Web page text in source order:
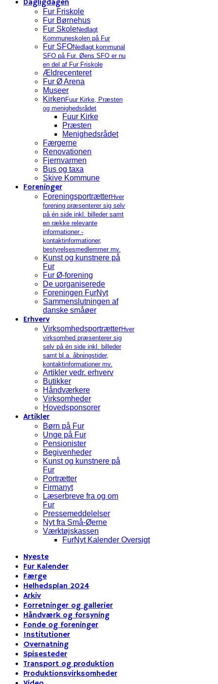
Dagligdagen
Fur Friskole
Fur Børnehus
Fur SkoleNedlagt
Kommuneskolen på Fur
Fur SFONedlagt kommunal
SFO på Fur. Øens SFO er nu
en del af Fur Friskole
Ældrecenteret
Fur Ø Arena
Museer
Kirken Fuur Kirke, Præsten
og menighedsrådet
Fuur Kirke
Præsten
Menighedsrådet
Færgerne
Renovationen
Fjernvarmen
Bus og taxa
Skive Kommune
Foreninger
ForeningsportrætterHver
forening præsenterer sig selv
på én side inkl. billeder samt
en række relevante
informationer -
kontaktinformationer,
bestyrelsesmedlemmer mv.
Kunst og kunstnere på
Fur
Fur Ø-forening
De uorganiserede
Foreningen FurNyt
Sammenslutningen af
danske småøer
Erhverv
VirksomhedsportrætterHver
virksomhed præsenterer sig
selv på én side inkl. billeder
samt bl.a. åbningstider,
kontaktinformationer mv.
Artikler vedr. erhverv
Butikker
Håndværkere
Virksomheder
Hovedsponsorer
Artikler
Børn på Fur
Unge på Fur
Pensionister
Begivenheder
Kunst og kunstnere på
Fur
Portrætter
Firmanyt
Læserbreve fra og om
Fur
Pressemeddelelser
Nyt fra Små-Øerne
Værktøjskassen
FurNyt Kalender Oversigt
Nyeste
Fur Kalender
Færge
Helhedsplan 2024
Arkiv
Forretninger og gallerier
Håndværk og forsyning
Fonde og foreninger
Institutioner
Overnatning
Spisesteder
Transport og produktion
Produktionsvirksomheder